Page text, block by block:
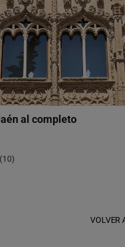
al completo
(10)
VOLVER